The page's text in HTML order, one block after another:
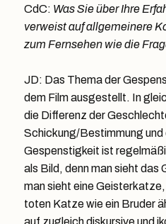
CdC: Was Sie über Ihre
verweist auf allgemeinere
zum Fernsehen wie die
JD: Das Thema der
dem Film ausgestellt. In
die Differenz der
Schickung/Bestimmung und
Gespenstigkeit ist
als Bild, denn man sieht das
man sieht eine
toten Katze wie ein Bruder